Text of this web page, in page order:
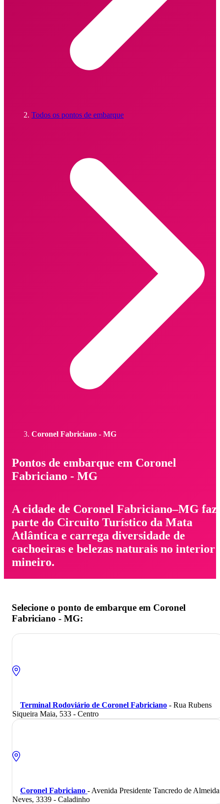
Todos os pontos de embarque
Coronel Fabriciano - MG
Pontos de embarque em Coronel
Fabriciano - MG
A cidade de Coronel Fabriciano–MG faz
parte do Circuito Turístico da Mata
Atlântica e carrega diversidade de
cachoeiras e belezas naturais no interior
mineiro.
Selecione o ponto de embarque em Coronel
Fabriciano - MG:
Terminal Rodoviário de Coronel Fabriciano - Rua Rubens
Siqueira Maia, 533 - Centro
Coronel Fabriciano - Avenida Presidente Tancredo de Almeida
Neves, 3339 - Caladinho